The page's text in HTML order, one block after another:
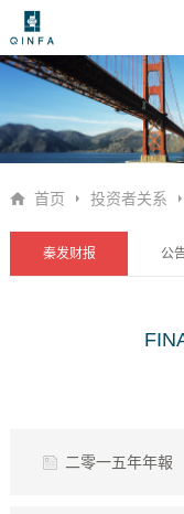
首页 投资者关系
秦发财报 公
二零一五年年報